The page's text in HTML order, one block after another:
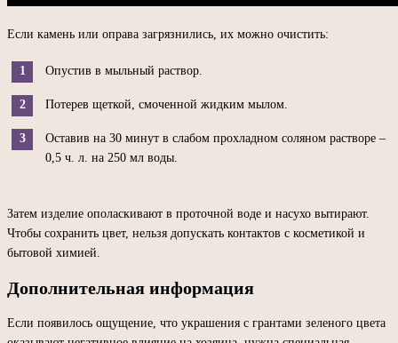
Если камень или оправа загрязнились, их можно очистить:
Опустив в мыльный раствор.
Потерев щеткой, смоченной жидким мылом.
Оставив на 30 минут в слабом прохладном соляном растворе –
0,5 ч. л. на 250 мл воды.
Затем изделие ополаскивают в проточной воде и насухо вытирают.
Чтобы сохранить цвет, нельзя допускать контактов с косметикой и
бытовой химией.
Дополнительная информация
Если появилось ощущение, что украшения с грантами зеленого цвета